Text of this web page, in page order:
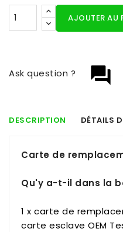
AJOUTER AU
question_answer
Ask question ?
DESCRIPTION DÉTAILS
Carte de
Qu'y a-t-il dans la
1 x carte de
carte esclave OEM